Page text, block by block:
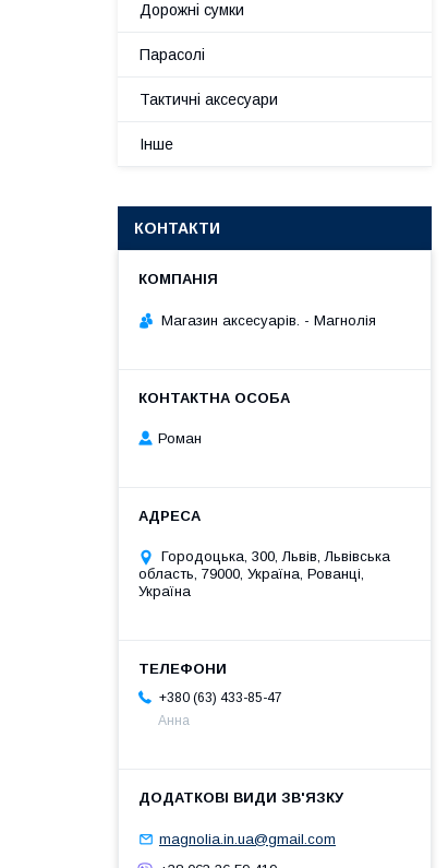
Дорожні сумки
Парасолі
Тактичні аксесуари
Інше
КОНТАКТИ
Магазин аксесуарів. - Магнолія
Роман
Городоцька, 300, Львів, Львівська
область, 79000, Україна, Рованці,
Україна
+380 (63) 433-85-47
Анна
magnolia.in.ua@gmail.com